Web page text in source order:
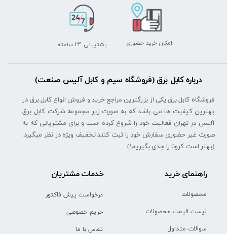
درباره کابل برق (فروشگاه سیم و کابل آلیس صنعت)
فروشگاه کابل برق یکی از بزرگترین مراجع خرید و فروش انواع کابل برق در
بهترین کیفیت ها می باشد که به صورت زیر مجموعه شرکت کابل برق
آلیس در تهران فعالیت خود را شروع کرده است و برای مشتریانی که به
صورت غیر حضوری سفارش خود را ثبت کنند تخفیف ویژه در نظر میگیرد.
(بهتر است کرونا را جدی بگیریم!)
پشتیبانی ۲۴ ساعته امکان خرید حضوری
راهنمای خرید
محصولات
لیست قیمت محصولات
سوالات متداول
خدمات مشتریان
درخواست پیش فاکتور
حریم خصوصی
تماس با ما